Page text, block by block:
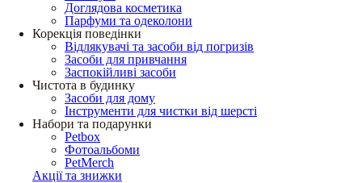
Доглядова косметика
Парфуми та одеколони
Корекція поведінки
Відлякувачі та засоби від погризів
Засоби для привчання
Заспокійливі засоби
Чистота в будинку
Засоби для дому
Інструменти для чистки від шерсті
Набори та подарунки
Petbox
Фотоальбоми
PetMerch
Акції та знижки